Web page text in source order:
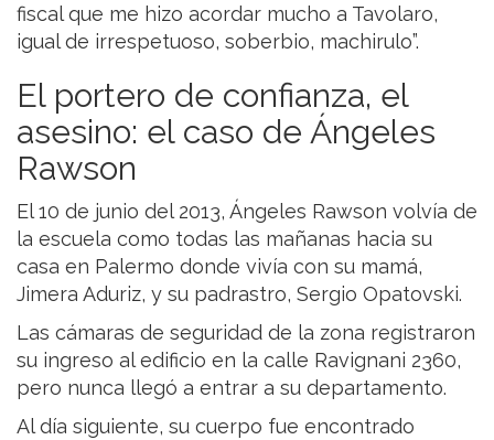
fiscal que me hizo acordar mucho a Tavolaro,
igual de irrespetuoso, soberbio, machirulo”.
El portero de confianza, el
asesino: el caso de Ángeles
Rawson
El 10 de junio del 2013, Ángeles Rawson volvía de
la escuela como todas las mañanas hacia su
casa en Palermo donde vivía con su mamá,
Jimera Aduriz, y su padrastro, Sergio Opatovski.
Las cámaras de seguridad de la zona registraron
su ingreso al edificio en la calle Ravignani 2360,
pero nunca llegó a entrar a su departamento.
Al día siguiente, su cuerpo fue encontrado